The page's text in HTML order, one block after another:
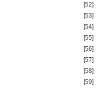
[52]
[53]
[54]
[55]
[56]
[57]
[58]
[59]